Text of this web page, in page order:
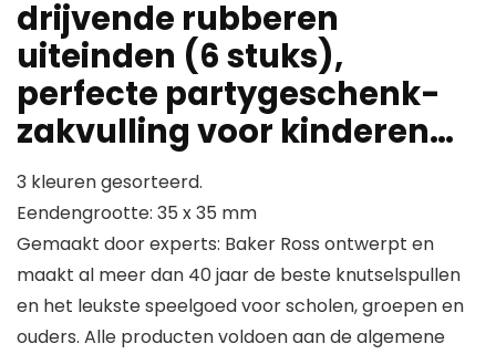
drijvende rubberen
uiteinden (6 stuks),
perfecte partygeschenk-
zakvulling voor kinderen…
3 kleuren gesorteerd.
Eendengrootte: 35 x 35 mm
Gemaakt door experts: Baker Ross ontwerpt en
maakt al meer dan 40 jaar de beste knutselspullen
en het leukste speelgoed voor scholen, groepen en
ouders. Alle producten voldoen aan de algemene